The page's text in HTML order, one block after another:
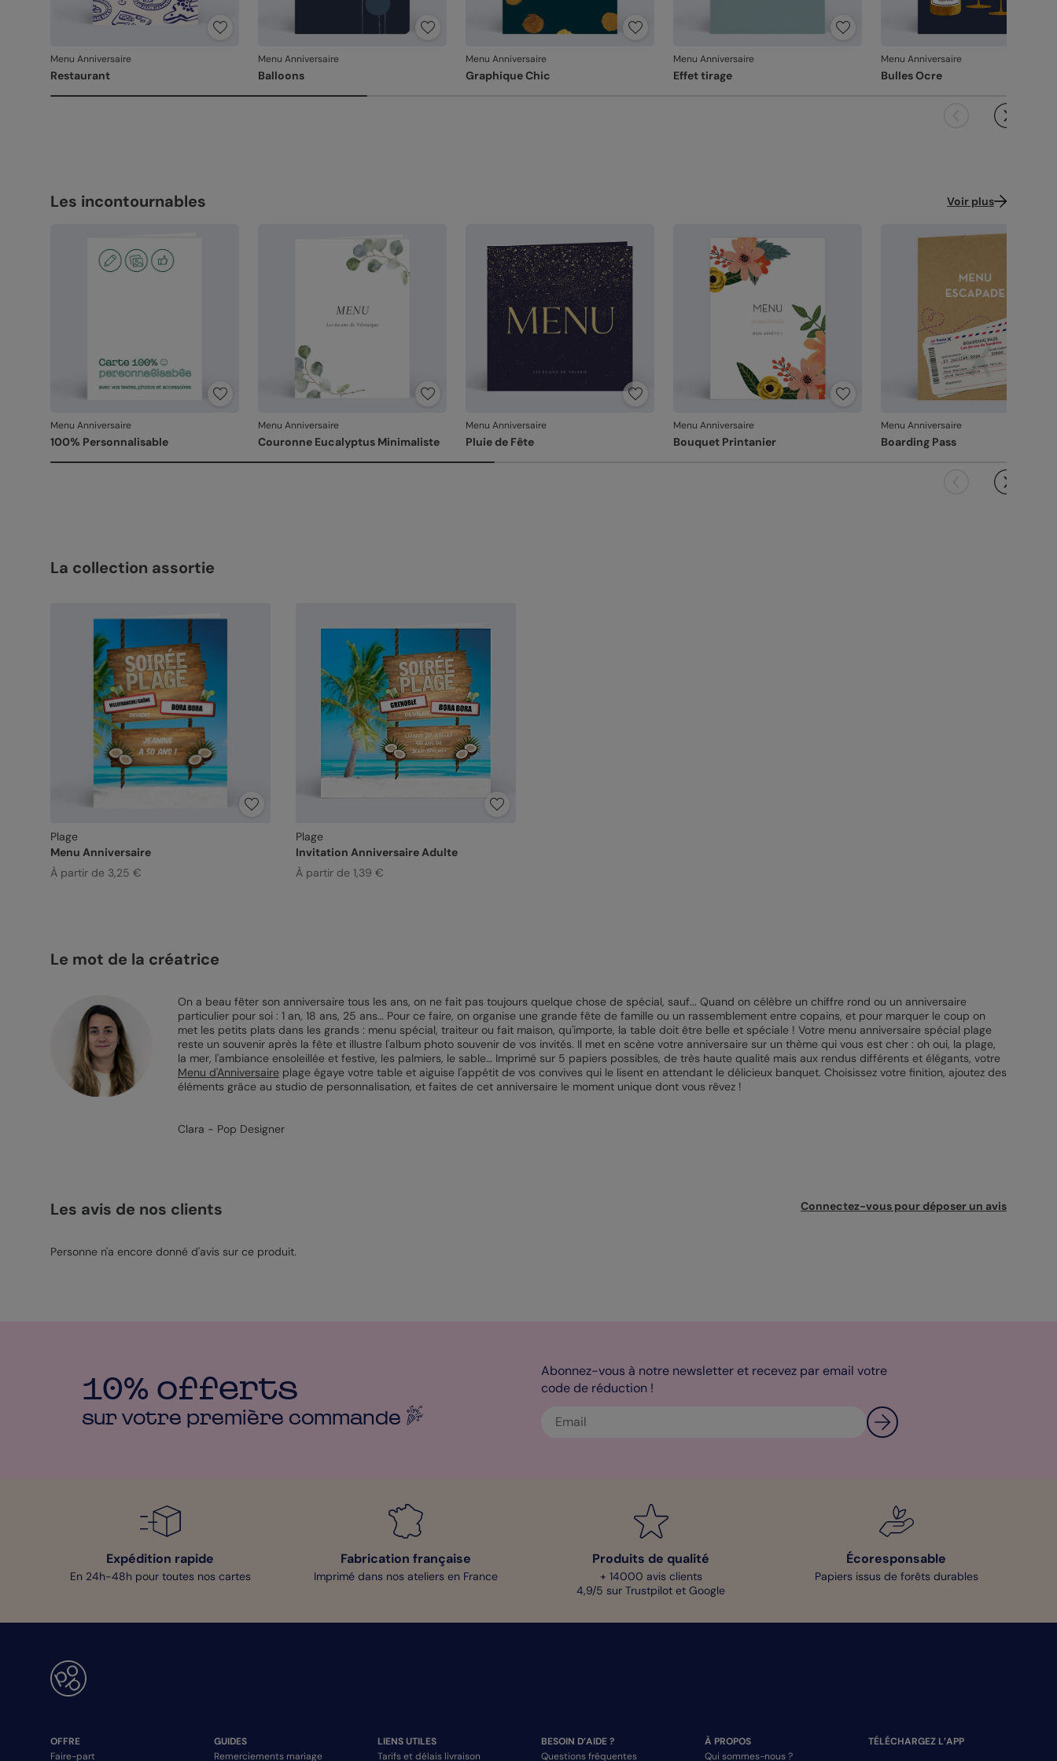
Menu Anniversaire
Restaurant
Menu Anniversaire
Balloons
Menu Anniversaire
Graphique Chic
Menu Anniversaire
Effet tirage
Menu Anniversaire
Bulles Ocre
Les incontournables Voir plus
Menu Anniversaire
100% Personnalisable
Menu Anniversaire
Couronne Eucalyptus Minimaliste
Menu Anniversaire
Pluie de Fête
Menu Anniversaire
Bouquet Printanier
Menu Anniversaire
Boarding Pass
La collection assortie
Plage
Menu Anniversaire
À partir de 3,25 €
Plage
Invitation Anniversaire Adulte
À partir de 1,39 €
Le mot de la créatrice
On a beau fêter son anniversaire tous les ans, on ne fait pas toujours quelque chose de spécial, sauf... Quand on célèbre un chiffre rond ou un anniversaire
particulier pour soi : 1 an, 18 ans, 25 ans… Pour ce faire, on organise une grande fête de famille ou un rassemblement entre copains, et pour marquer le coup on
met les petits plats dans les grands : menu spécial, traiteur ou fait maison, qu'importe, la table doit être belle et spéciale ! Votre menu anniversaire spécial plage
reste un souvenir après la fête et illustre l'album photo souvenir de vos invités. Il met en scène votre anniversaire sur un thème qui vous est cher : oh oui, la plage,
la mer, l'ambiance ensoleillée et festive, les palmiers, le sable… Imprimé sur 5 papiers possibles, de très haute qualité mais aux rendus différents et élégants, votre
Menu d'Anniversaireplage égaye votre table et aiguise l'appétit de vos convives qui le lisent en attendant le délicieux banquet. Choisissez votre finition, ajoutez des
éléments grâce au studio de personnalisation, et faites de cet anniversaire le moment unique dont vous rêvez !
Clara - Pop Designer
Les avis de nos clients Connectez-vous pour déposer un avis
Personne n'a encore donné d'avis sur ce produit.
10% offerts
sur votre première commande
Abonnez-vous à notre newsletter et recevez par email votre
code de réduction !
Expédition rapide
En 24h-48h pour toutes nos cartes
Fabrication française
Imprimé dans nos ateliers en France
Produits de qualité
+ 14000 avis clients
4,9/5 sur Trustpilot et Google
Écoresponsable
Papiers issus de forêts durables
OFFRE
Faire-part
GUIDES
Remerciements mariage
LIENS UTILES
Tarifs et délais livraison
BESOIN D’AIDE ?
Questions fréquentes
À PROPOS
Qui sommes-nous ?
TÉLÉCHARGEZ L’APP